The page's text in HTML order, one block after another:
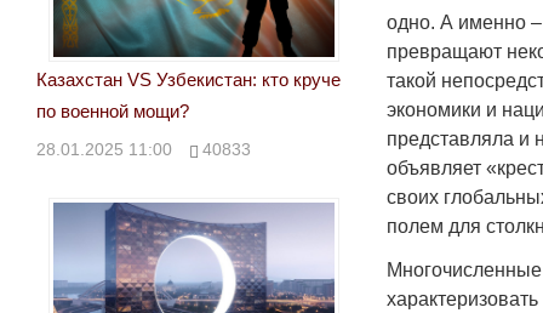
одно. А именно
превращают
такой
экономики и
представляла и
объявляет
своих
полем для
Многочисленные
Казахстан VS Узбекистан: кто круче
по военной мощи?
28.01.2025 11:00 40833